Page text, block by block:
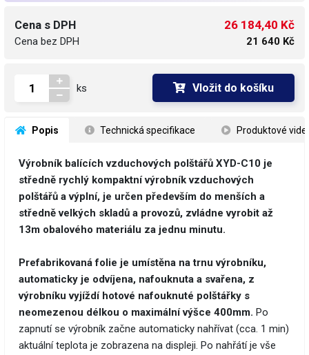
Cena s DPH
Cena bez DPH
26 184,40 Kč
21 640 Kč
ks Vložit do košíku
Popis Technická specifikace Produktové
Výrobník balících vzduchových polštářů XYD-C10 je
středně rychlý kompaktní výrobník vzduchových
polštářů a výplní, je určen především do menších a
středně velkých skladů a provozů, zvládne vyrobit až
13m obalového materiálu za jednu minutu.
Prefabrikovaná folie je umístěna na trnu výrobníku,
automaticky je odvíjena, nafouknuta a svařena, z
výrobníku vyjíždí hotové nafouknuté polštářky s
neomezenou délkou o maximální výšce 400mm. Po
zapnutí se výrobník začne automaticky nahřívat (cca. 1 min)
aktuální teplota je zobrazena na displeji. Po nahřátí je vše